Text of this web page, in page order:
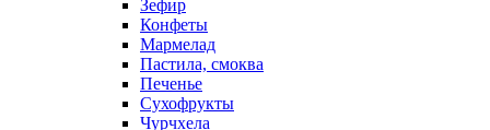
Зефир
Конфеты
Мармелад
Пастила, смоква
Печенье
Сухофрукты
Чурчхела